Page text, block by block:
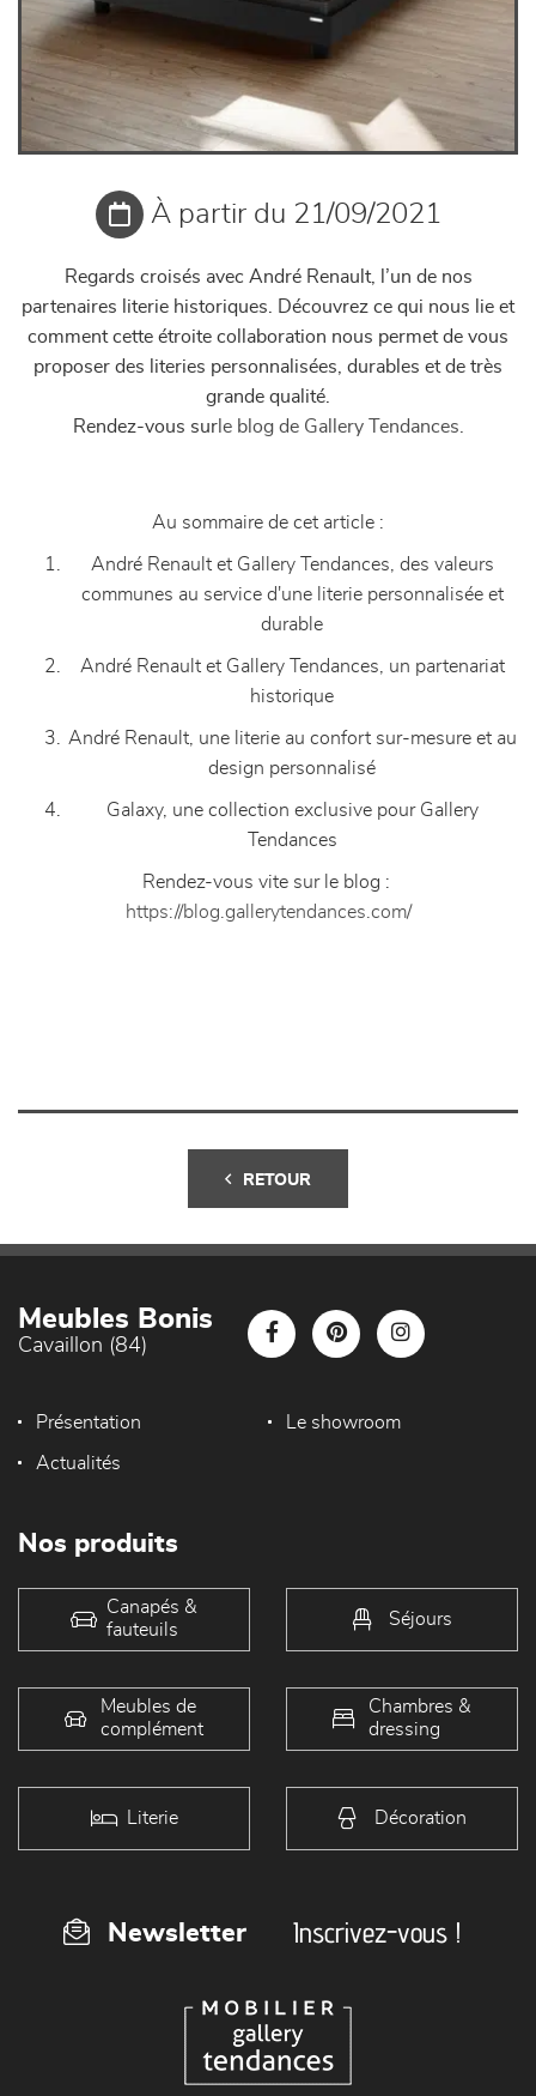
À partir du 21/09/2021
Regards croisés avec André Renault, l’un de nos
partenaires literie historiques. Découvrez ce qui nous lie et
comment cette étroite collaboration nous permet de vous
proposer des literies personnalisées, durables et de très
grande qualité.
Rendez-vous surle blog de Gallery Tendances.
Au sommaire de cet article :
André Renault et Gallery Tendances, des valeurs
communes au service d'une literie personnalisée et
durable
André Renault et Gallery Tendances, un partenariat
historique
André Renault, une literie au confort sur-mesure et au
design personnalisé
Galaxy, une collection exclusive pour Gallery
Tendances
Rendez-vous vite sur le blog :
https://blog.gallerytendances.com/
RETOUR
Meubles Bonis
Cavaillon (84)
Présentation Le showroom
Actualités
Nos produits
Canapés &
fauteuils
Séjours
Meubles de
complément
Chambres &
dressing
Literie Décoration
Newsletter Inscrivez-vous !